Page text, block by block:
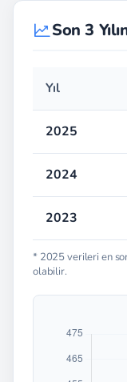
Son 3
Yıl
2025
2024
2023
* 2025 verileri en
olabilir.